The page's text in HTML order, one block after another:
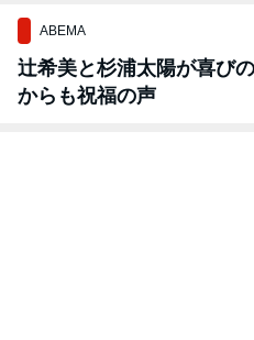
ABEMA
辻希美と杉浦太陽が喜び
からも祝福の声